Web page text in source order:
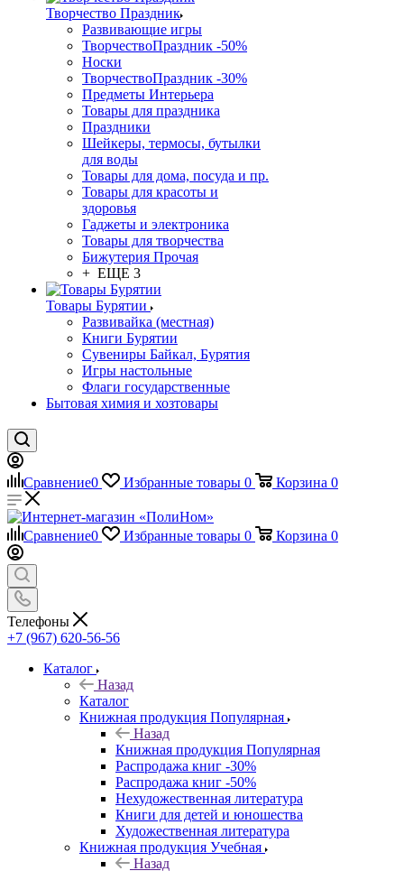
Творчество Праздник
Развивающие игры
ТворчествоПраздник -50%
Носки
ТворчествоПраздник -30%
Предметы Интерьера
Товары для праздника
Праздники
Шейкеры, термосы, бутылки
для воды
Товары для дома, посуда и пр.
Товары для красоты и
здоровья
Гаджеты и электроника
Товары для творчества
Бижутерия Прочая
+ ЕЩЕ 3
Товары Бурятии
Развивайка (местная)
Книги Бурятии
Сувениры Байкал, Бурятия
Игры настольные
Флаги государственные
Бытовая химия и хозтовары
Сравнение0 Избранные товары 0 Корзина 0
Сравнение0 Избранные товары 0 Корзина 0
Телефоны
+7 (967) 620-56-56
Каталог
Назад
Каталог
Книжная продукция Популярная
Назад
Книжная продукция Популярная
Распродажа книг -30%
Распродажа книг -50%
Нехудожественная литература
Книги для детей и юношества
Художественная литература
Книжная продукция Учебная
Назад